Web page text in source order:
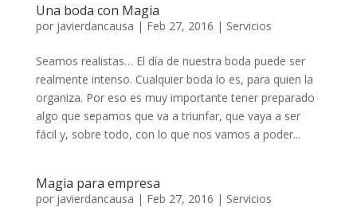
Una boda con Magia
por javierdancausa | Feb 27, 2016 | Servicios
Seamos realistas… El día de nuestra boda puede ser
realmente intenso. Cualquier boda lo es, para quien la
organiza. Por eso es muy importante tener preparado
algo que sepamos que va a triunfar, que vaya a ser
fácil y, sobre todo, con lo que nos vamos a poder...
Magia para empresa
por javierdancausa | Feb 27, 2016 | Servicios